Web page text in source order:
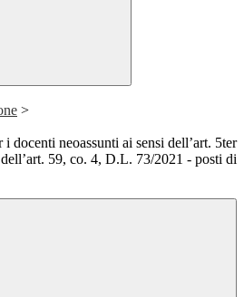
>
docenti neoassunti ai sensi dell’art. 5ter
59, co. 4, D.L. 73/2021 - posti di